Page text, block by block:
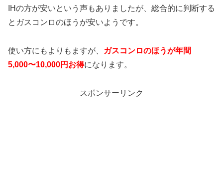
IHの方が安いという声もありましたが、総合的に判断する
とガスコンロのほうが安いようです。
使い方にもよりもますが、
ガスコンロのほうが年間
5,000〜10,000円お得になります。
スポンサーリンク